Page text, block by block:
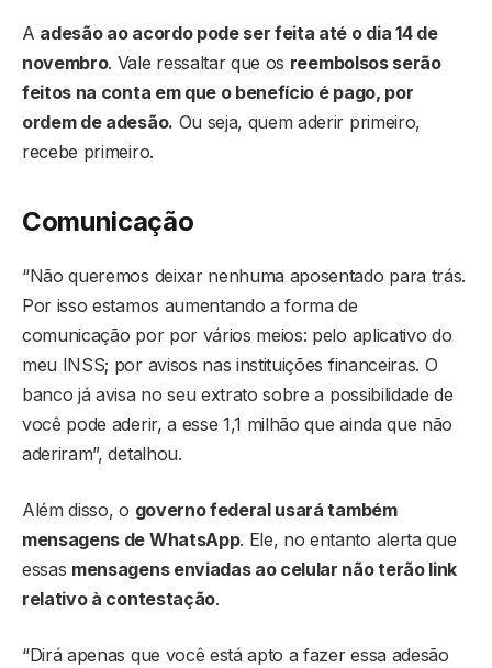
A adesão ao acordo pode ser feita até o dia 14 de
novembro. Vale ressaltar que os reembolsos serão
feitos na conta em que o benefício é pago, por
ordem de adesão. Ou seja, quem aderir primeiro,
recebe primeiro.
Comunicação
“Não queremos deixar nenhuma aposentado para trás.
Por isso estamos aumentando a forma de
comunicação por por vários meios: pelo aplicativo do
meu INSS; por avisos nas instituições financeiras. O
banco já avisa no seu extrato sobre a possibilidade de
você pode aderir, a esse 1,1 milhão que ainda que não
aderiram”, detalhou.
Além disso, o governo federal usará também
mensagens de WhatsApp. Ele, no entanto alerta que
essas mensagens enviadas ao celular não terão link
relativo à contestação.
“Dirá apenas que você está apto a fazer essa adesão